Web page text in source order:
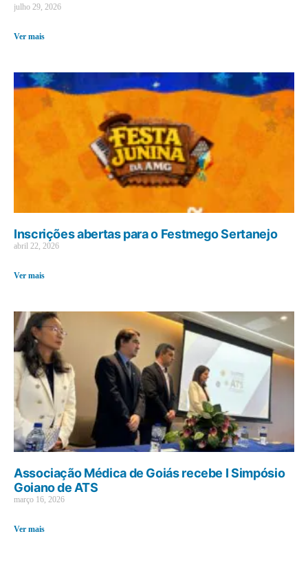
julho 29, 2026
Ver mais
Inscrições abertas para o Festmego Sertanejo
abril 22, 2026
Ver mais
Associação Médica de Goiás recebe I Simpósio
Goiano de ATS
março 16, 2026
Ver mais